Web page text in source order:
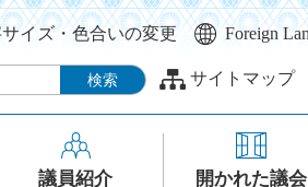
イズ・色合いの変更 Foreign
サイトマップ
議員紹介 開かれた議会